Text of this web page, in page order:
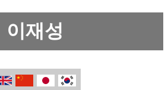
이재성